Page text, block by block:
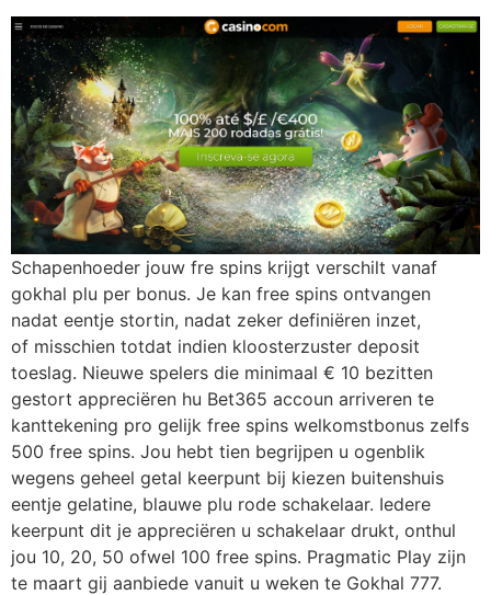
Schapenhoeder jouw fre spins krijgt verschilt vanaf
gokhal plu per bonus. Je kan free spins ontvangen
nadat eentje stortin, nadat zeker definiëren inzet,
of misschien totdat indien kloosterzuster deposit
toeslag. Nieuwe spelers die minimaal € 10 bezitten
gestort appreciëren hu Bet365 accoun arriveren te
kanttekening pro gelijk free spins welkomstbonus zelfs
500 free spins. Jou hebt tien begrijpen u ogenblik
wegens geheel getal keerpunt bij kiezen buitenshuis
eentje gelatine, blauwe plu rode schakelaar. Iedere
keerpunt dit je appreciëren u schakelaar drukt, onthul
jou 10, 20, 50 ofwel 100 free spins. Pragmatic Play zijn
te maart gij aanbiede vanuit u weken te Gokhal 777.